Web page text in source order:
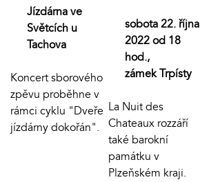
Jízdárna ve
Světcích u
Tachova
Koncert sborového
zpěvu proběhne v
rámci cyklu "Dveře
jízdárny dokořán".
sobota 22. října
2022 od 18
hod.,
zámek Trpísty
La Nuit des
Chateaux rozzáří
také barokní
památku v
Plzeňském kraji.